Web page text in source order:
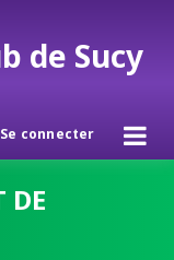
de Sucy
Se connecter
DE